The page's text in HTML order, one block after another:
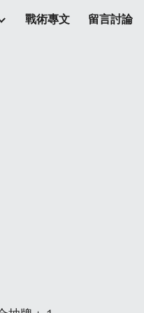
戰術專文 留言討論